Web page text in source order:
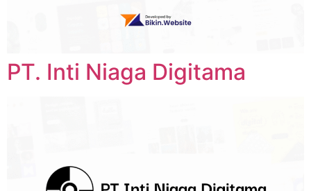
PT. Inti Niaga Digitama